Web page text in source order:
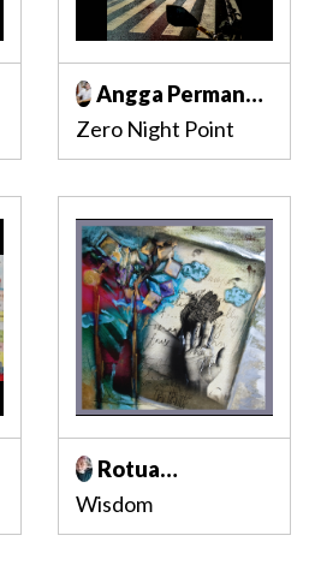
Angga Permana
Adhikaputra
Zero Night Point
Rotua
Magdalena P.
Agung
Wisdom